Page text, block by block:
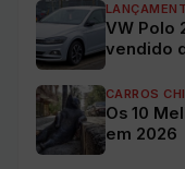
VW Polo
vendido
CARROS
Os 10
em 2026